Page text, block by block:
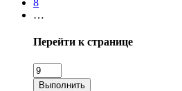
8
…
Перейти к странице
Выполнить